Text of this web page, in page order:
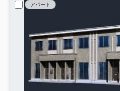
アパート